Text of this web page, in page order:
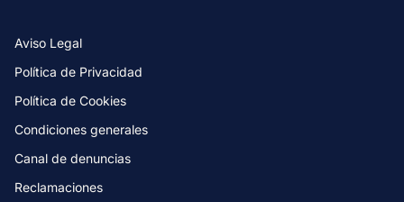
Aviso Legal
Política de Privacidad
Política de Cookies
Condiciones generales
Canal de denuncias
Reclamaciones